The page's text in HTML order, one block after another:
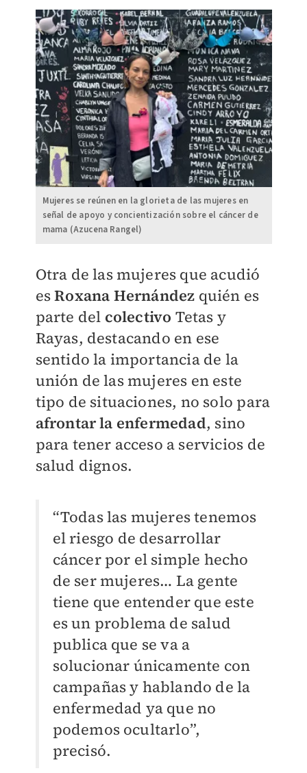
Mujeres se reúnen en la glorieta de las mujeres en
señal de apoyo y concientización sobre el cáncer de
mama (Azucena Rangel)
Otra de las mujeres que acudió
esRoxana Hernández quién es
parte del colectivo Tetas y
Rayas, destacando en ese
sentido la importancia de la
unión de las mujeres en este
tipo de situaciones, no solo para
afrontar la enfermedad, sino
para tener acceso a servicios de
salud dignos.
“Todas las mujeres tenemos
el riesgo de desarrollar
cáncer por el simple hecho
de ser mujeres… La gente
tiene que entender que este
es un problema de salud
publica que se va a
solucionar únicamente con
campañas y hablando de la
enfermedad ya que no
podemos ocultarlo”,
precisó.